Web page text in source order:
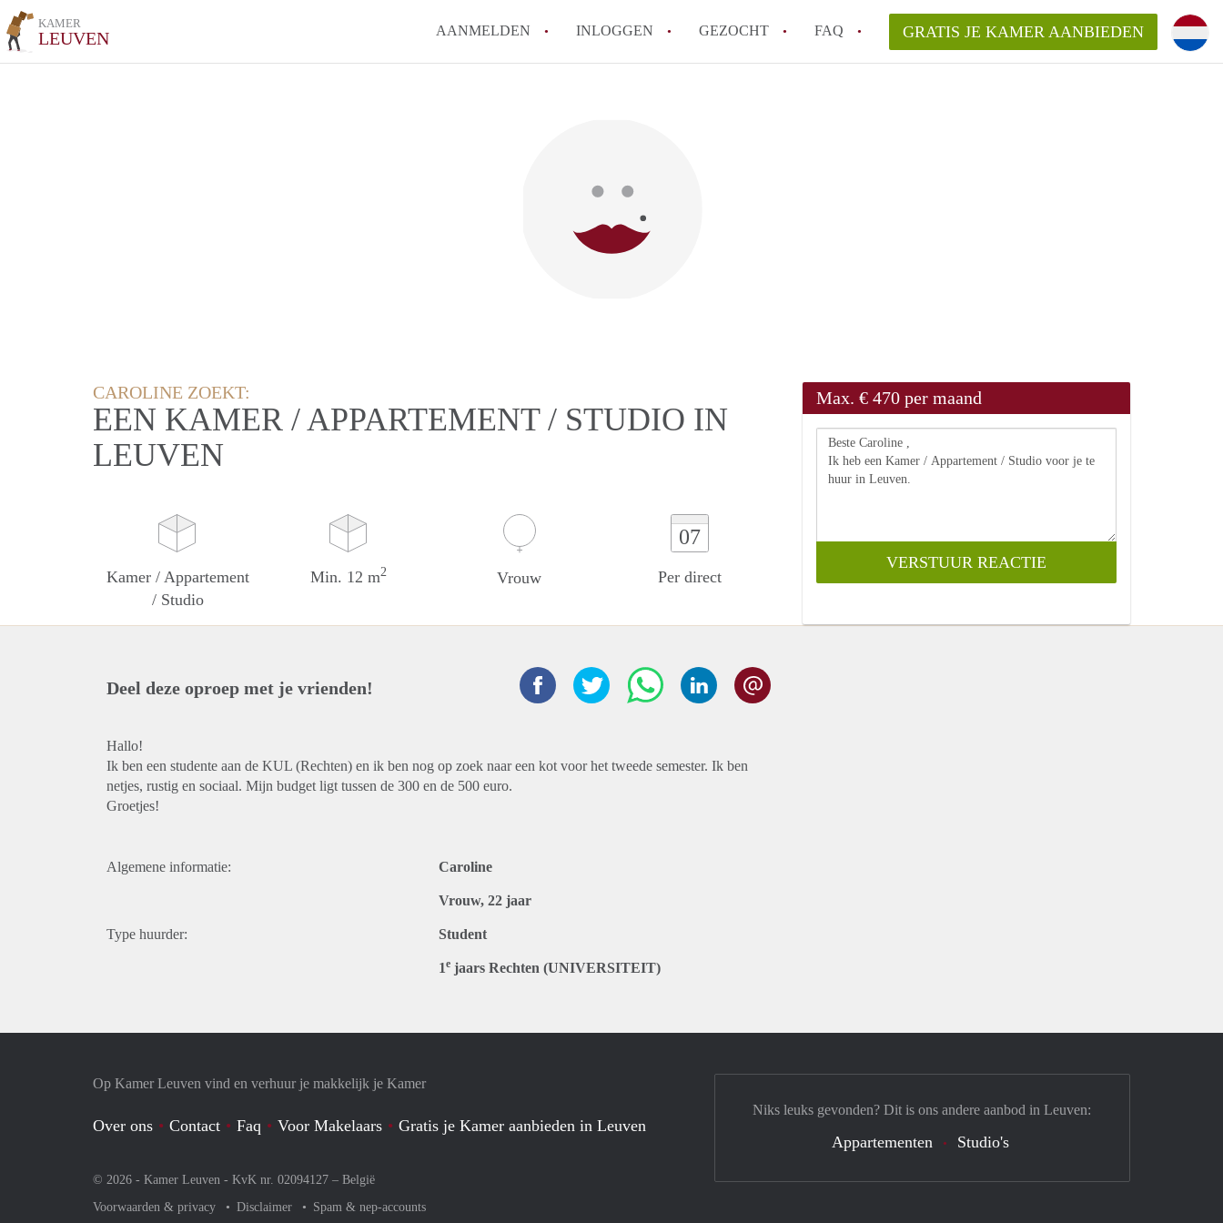
KAMER
LEUVEN AANMELDEN INLOGGEN GEZOCHT FAQ GRATIS JE KAMER AANBIEDEN
CAROLINE ZOEKT:
EEN KAMER / APPARTEMENT / STUDIO IN
LEUVEN
Kamer / Appartement
/ Studio
Min. 12 m2 Vrouw
07
Per direct
Max. € 470 per maand
Deel deze oproep met je vrienden!
Hallo!
Ik ben een studente aan de KUL (Rechten) en ik ben nog op zoek naar een kot voor het tweede semester. Ik ben
netjes, rustig en sociaal. Mijn budget ligt tussen de 300 en de 500 euro.
Groetjes!
Algemene informatie: Caroline
Vrouw, 22 jaar
Type huurder: Student
1e jaars Rechten (UNIVERSITEIT)
Op Kamer Leuven vind en verhuur je makkelijk je Kamer
Over ons Contact Faq Voor Makelaars Gratis je Kamer aanbieden in Leuven
© 2026 - Kamer Leuven - KvK nr. 02094127 – België
Voorwaarden & privacy
Disclaimer Spam & nep-accounts
Niks leuks gevonden? Dit is ons andere aanbod in Leuven:
Appartementen Studio's